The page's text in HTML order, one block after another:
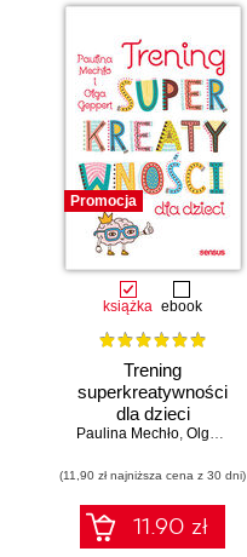
Promocja
książka ebook
Trening
superkreatywności
dla dzieci
Paulina Mechło, Olga Geppert
(11,90 zł najniższa cena z 30 dni)
11.90 zł